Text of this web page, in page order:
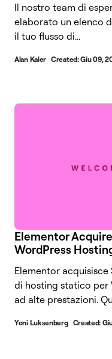
Il nostro team di
elaborato un elenco
il tuo flusso di...
Alan Kaler Created:Giu 09,
Elementor
WordPress
Elementor
di hosting statico per
ad alte prestazioni.
Yoni Luksenberg Created: